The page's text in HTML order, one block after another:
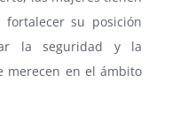
su posición
la seguridad y la
merecen en el ámbito